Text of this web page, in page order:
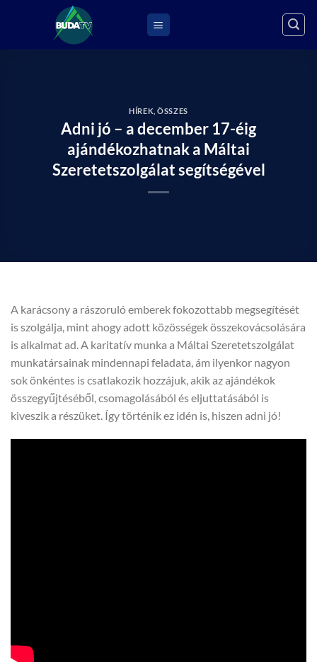
HÍREK ,ÖSSZES
Adni jó – a december 17-éig
ajándékozhatnak a Máltai
Szeretetszolgálat segítségével
A karácsony a rászoruló emberek fokozottabb megsegítését
is szolgálja, mint ahogy adott közösségek összekovácsolására
is alkalmat ad. A karitatív munka a Máltai Szeretetszolgálat
munkatársainak mindennapi feladata, ám ilyenkor nagyon
sok önkéntes is csatlakozik hozzájuk, akik az ajándékok
összegyűjtéséből, csomagolásából és eljuttatásából is
kiveszik a részüket. Így történik ez idén is, hiszen adni jó!